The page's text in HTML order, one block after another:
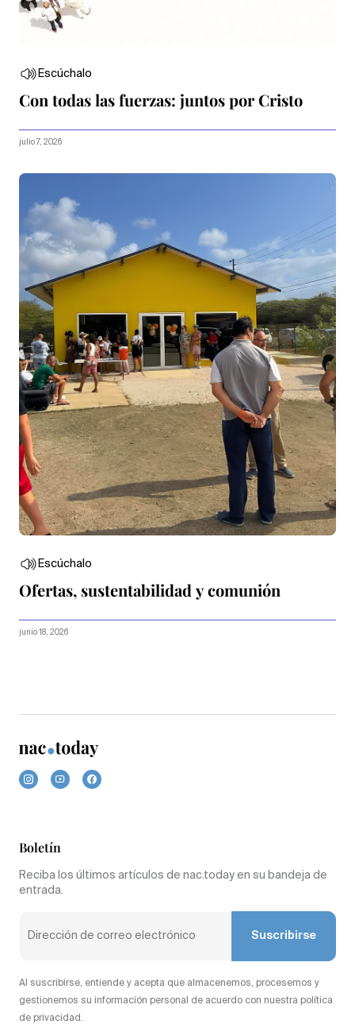
Escúchalo
Con todas las fuerzas: juntos por Cristo
julio 7, 2026
Escúchalo
Ofertas, sustentabilidad y comunión
junio 18, 2026
Boletín
Reciba los últimos artículos de nac.today en su bandeja de
entrada.
Suscribirse
Al suscribirse, entiende y acepta que almacenemos, procesemos y
gestionemos su información personal de acuerdo con nuestra política
de privacidad.